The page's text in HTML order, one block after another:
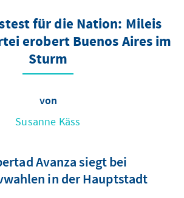
für die Nation: Mileis
erobert Buenos Aires im
Sturm
von
Susanne Käss
Avanza siegt bei
in der Hauptstadt